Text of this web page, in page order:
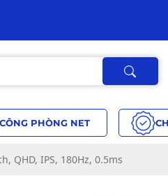
PHÒNG NET
QHD, IPS, 180Hz, 0.5ms